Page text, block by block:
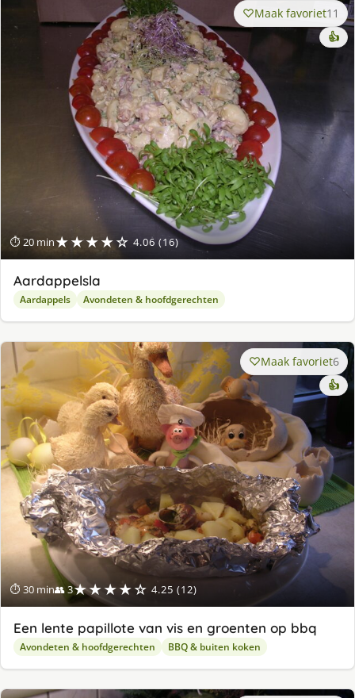
⏱ 20 min★★★★☆ 4.06 (16)
Maak favoriet11
👍
Aardappelsla
Aardappels Avondeten & hoofdgerechten
⏱ 30 min👥 3★★★★☆ 4.25 (12)
Maak favoriet6
👍
Een lente papillote van vis en groenten op bbq
Avondeten & hoofdgerechten BBQ & buiten koken